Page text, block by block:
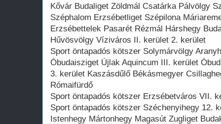
Kővár Budaliget Zöldmál Csatárka Pálvölgy
Széphalom Erzsébetliget Szépilona
Erzsébettelek Pasarét Rézmál Hárshegy
Hűvösvölgy Víziváros II. kerület 2. kerület
Sport öntapadós kötszer Solymárvölgy
Óbudaisziget Újlak Aquincum III. kerület
3. kerület Kaszásdűlő Békásmegyer
Rómaifürdő
Sport öntapadós kötszer Erzsébetváros VII.
Sport öntapadós kötszer Széchenyihegy 12.
Istenhegy Mártonhegy Magasút Zugliget